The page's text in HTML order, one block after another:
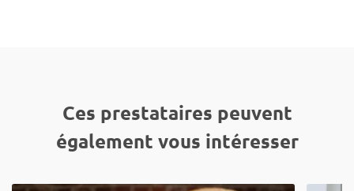
Ces prestataires peuvent
également vous intéresser